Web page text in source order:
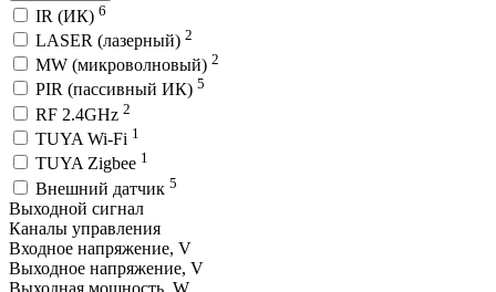
IR (ИК) 6
LASER (лазерный) 2
MW (микроволновый) 2
PIR (пассивный ИК) 5
RF 2.4GHz 2
TUYA Wi-Fi 1
TUYA Zigbee 1
Внешний датчик 5
Выходной сигнал
Каналы управления
Входное напряжение, V
Выходное напряжение, V
Выходная мощность, W